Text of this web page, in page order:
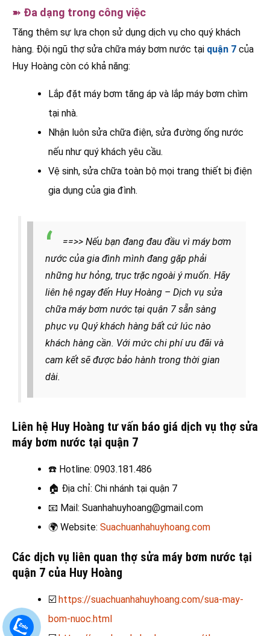
➽ Đa dạng trong công việc
Tăng thêm sự lựa chọn sử dụng dịch vụ cho quý khách
hàng. Đội ngũ thợ sửa chữa máy bơm nước tại quận 7 của
Huy Hoàng còn có khả năng:
Lắp đặt máy bơm tăng áp và lắp máy bơm chìm
tại nhà.
Nhận luôn sửa chữa điện, sửa đường ống nước
nếu như quý khách yêu cầu.
Vệ sinh, sửa chữa toàn bộ mọi trang thiết bị điện
gia dụng của gia đình.
==>> Nếu bạn đang đau đầu vì máy bơm
nước của gia đình mình đang gặp phải
những hư hỏng, trục trặc ngoài ý muốn. Hãy
liên hệ ngay đến Huy Hoàng – Dịch vụ sửa
chữa máy bơm nước tại quận 7 sẵn sàng
phục vụ Quý khách hàng bất cứ lúc nào
khách hàng cần. Với mức chi phí ưu đãi và
cam kết sẽ được bảo hành trong thời gian
dài.
Liên hệ Huy Hoàng tư vấn báo giá dịch vụ thợ sửa
máy bơm nước tại quận 7
☎️ Hotline: 0903.181.486
🏠 Địa chỉ: Chi nhánh tại quận 7
📧 Mail: Suanhahuyhoang@gmail.com
🌍 Website: Suachuanhahuyhoang.com
Các dịch vụ liên quan thợ sửa máy bơm nước tại
quận 7 của Huy Hoàng
☑️ https://suachuanhahuyhoang.com/sua-may-
bom-nuoc.html